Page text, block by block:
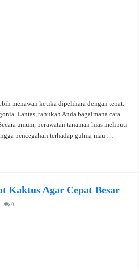
menawan ketika dipelihara dengan tepat.
Lantas, tahukah Anda bagaimana cara
umum, perawatan tanaman hias meliputi
pencegahan terhadap gulma mau …
Kaktus Agar Cepat Besar
0